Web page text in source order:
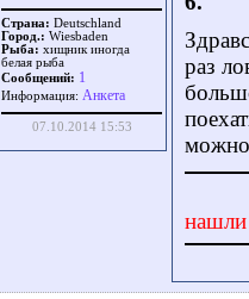
Страна: Deutschland
Город.: Wiesbaden
Рыба: хищник иногда
белая рыба
Сообщений: 1
Информация: Aнкета
07.10.2014 15:53
раз
можно
нашли